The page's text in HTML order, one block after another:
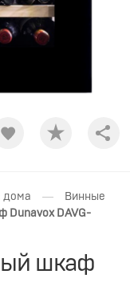
дома —
Винные
Dunavox DAVG-
шкаф